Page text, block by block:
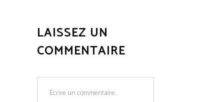
LAISSEZ UN
COMMENTAIRE